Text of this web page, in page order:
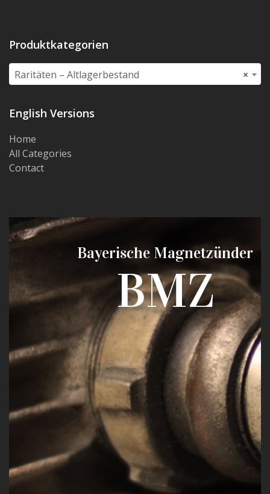
Produktkategorien
×
Raritäten – Altlagerbestand
English Versions
Home
All Categories
Contact
Bayerische Magnetzünder
BMZ